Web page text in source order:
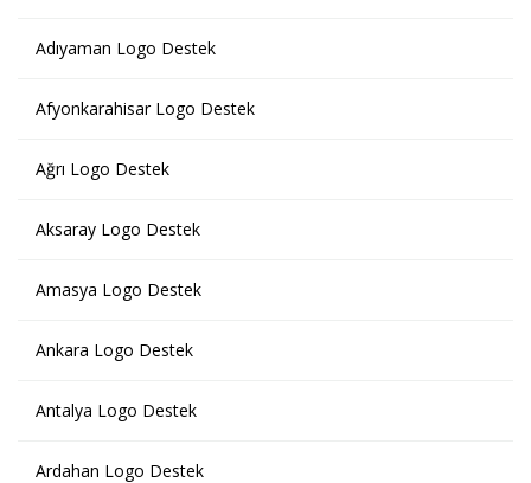
Adıyaman Logo Destek
Afyonkarahisar Logo Destek
Ağrı Logo Destek
Aksaray Logo Destek
Amasya Logo Destek
Ankara Logo Destek
Antalya Logo Destek
Ardahan Logo Destek